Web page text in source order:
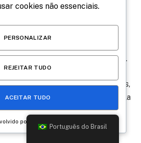
a mudança de nome e pronomes.
fez seu retorno às redes sociais,
primeiras fotos pós transição. Ela
e carinho de amigos e
um novo capítulo em sua vida.
Português do Brasil
cookies não essenciais.
PERSONALIZAR
REJEITAR TUDO
ACEITAR TUDO
por